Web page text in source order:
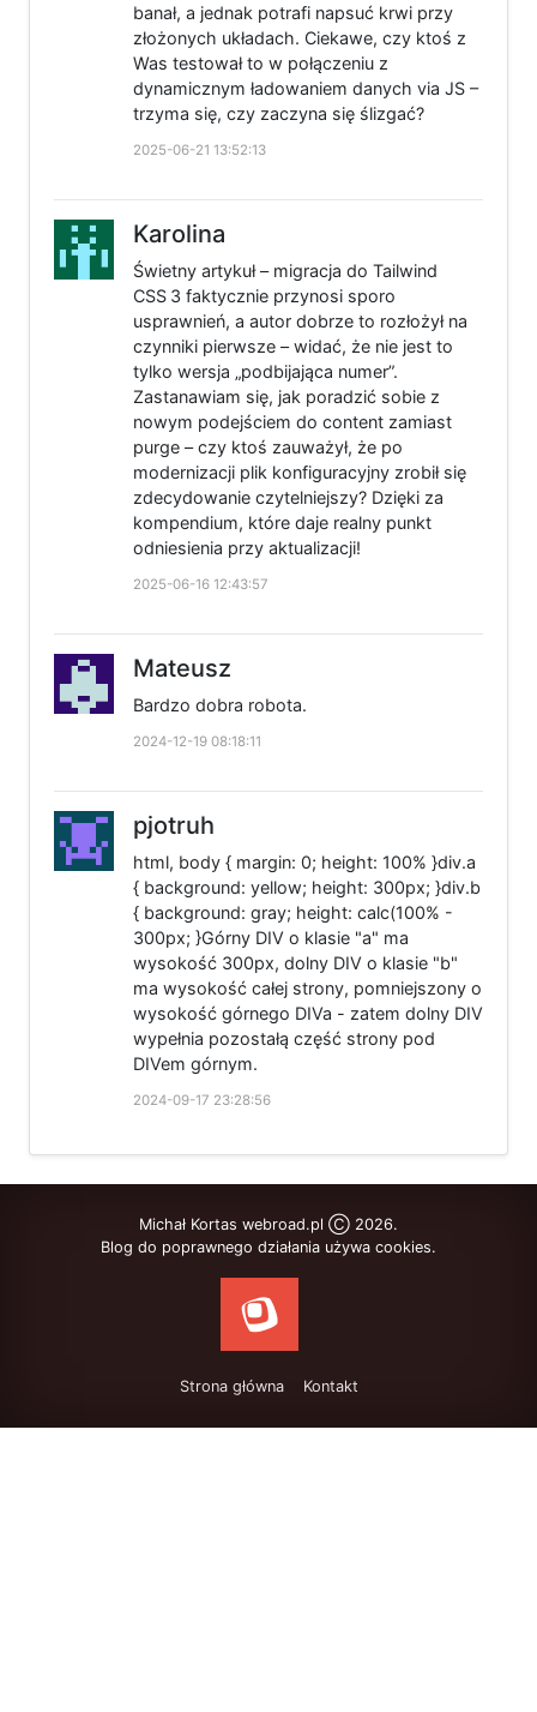
banał, a jednak potrafi napsuć krwi przy
złożonych układach. Ciekawe, czy ktoś z
Was testował to w połączeniu z
dynamicznym ładowaniem danych via JS –
trzyma się, czy zaczyna się ślizgać?
2025-06-21 13:52:13
Karolina
Świetny artykuł – migracja do Tailwind
CSS 3 faktycznie przynosi sporo
usprawnień, a autor dobrze to rozłożył na
czynniki pierwsze – widać, że nie jest to
tylko wersja „podbijająca numer”.
Zastanawiam się, jak poradzić sobie z
nowym podejściem do content zamiast
purge – czy ktoś zauważył, że po
modernizacji plik konfiguracyjny zrobił się
zdecydowanie czytelniejszy? Dzięki za
kompendium, które daje realny punkt
odniesienia przy aktualizacji!
2025-06-16 12:43:57
Mateusz
Bardzo dobra robota.
2024-12-19 08:18:11
pjotruh
html, body { margin: 0; height: 100% }div.a
{ background: yellow; height: 300px; }div.b
{ background: gray; height: calc(100% -
300px; }Górny DIV o klasie "a" ma
wysokość 300px, dolny DIV o klasie "b"
ma wysokość całej strony, pomniejszony o
wysokość górnego DIVa - zatem dolny DIV
wypełnia pozostałą część strony pod
DIVem górnym.
2024-09-17 23:28:56
Michał Kortas webroad.pl Ⓒ 2026.
Blog do poprawnego działania używa cookies.
Strona główna Kontakt